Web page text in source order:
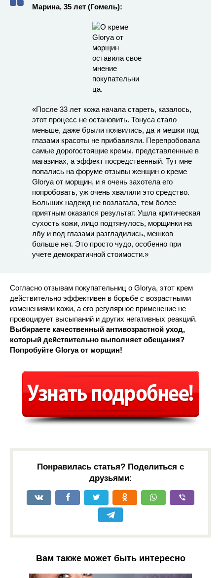
Марина, 35 лет (Гомель):
«После 33 лет кожа начала стареть, казалось,
этот процесс не остановить. Тонуса стало
меньше, даже брыли появились, да и мешки под
глазами красоты не прибавляли. Перепробовала
самые дорогостоящие кремы, представленные в
магазинах, а эффект посредственный. Тут мне
попались на форуме отзывы женщин о креме
Glorya от морщин, и я очень захотела его
попробовать, уж очень хвалили это средство.
Больших надежд не возлагала, тем более
приятным оказался результат. Ушла критическая
сухость кожи, лицо подтянулось, морщинки на
лбу и под глазами разгладились, мешков
больше нет. Это просто чудо, особенно при
учете демократичной стоимости.»
Согласно отзывам покупательниц о Glorya, этот крем
действительно эффективен в борьбе с возрастными
изменениями кожи, а его регулярное применение не
провоцирует высыпаний и других негативных реакций.
Выбираете качественный антивозрастной уход,
который действительно выполняет обещания?
Попробуйте Glorya от морщин!
Понравилась статья? Поделиться с
друзьями:
Вам также может быть интересно